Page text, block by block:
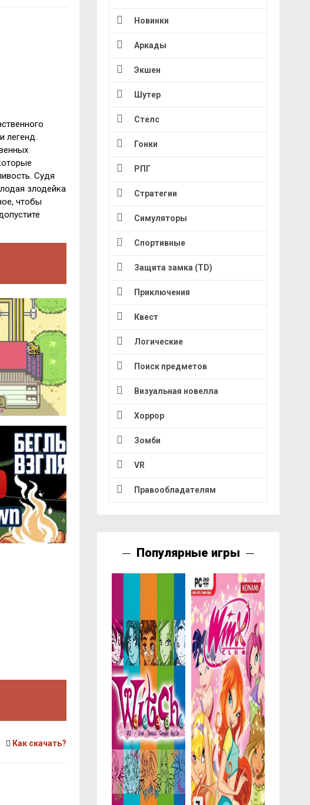
легенд.
Судя
злодейка
чтобы
Как скачать?
Новинки
Аркады
Экшен
Шутер
Стелс
Гонки
РПГ
Стратегии
Симуляторы
Спортивные
Защита замка (TD)
Приключения
Квест
Логические
Поиск предметов
Визуальная новелла
Хоррор
Зомби
VR
Правообладателям
Популярные игры